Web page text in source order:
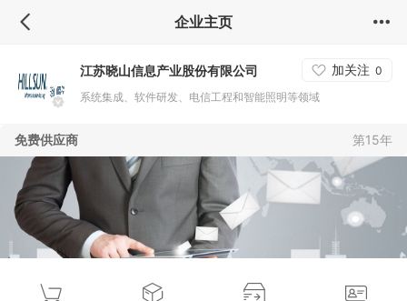
企业主页
江苏晓山信息产业股份有限公司 加关注 0
系统集成、软件研发、电信工程和智能照明等领域
免费供应商 第15年